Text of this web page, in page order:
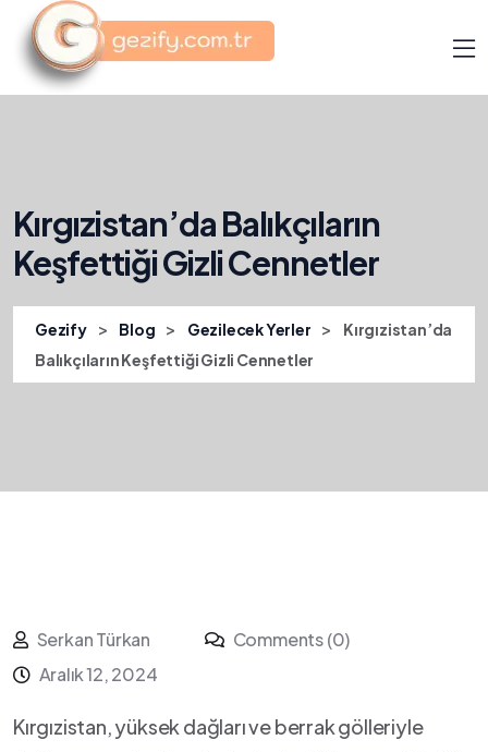
Kırgızistan’da Balıkçıların
Keşfettiği Gizli Cennetler
Gezify > Blog > Gezilecek Yerler >
Kırgızistan’da
Balıkçıların Keşfettiği Gizli Cennetler
Serkan Türkan
Comments (0)
Aralık 12, 2024
Kırgızistan, yüksek dağları ‍ve berrak ​gölleriyle